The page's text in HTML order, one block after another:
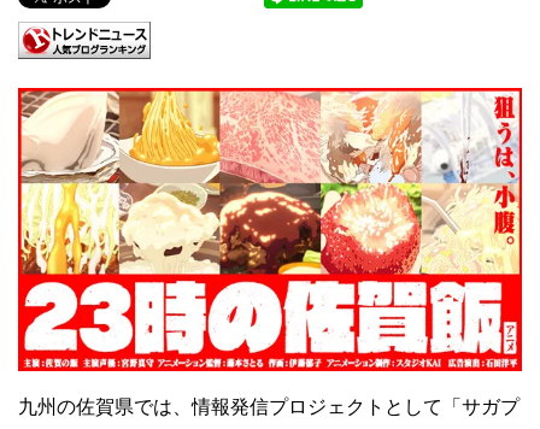
九州の佐賀県では、情報発信プロジェクトとして「サガプ